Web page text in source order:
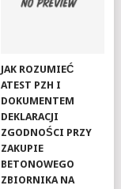
JAK ROZUMIEĆ
ATEST PZH I
DOKUMENTEM
DEKLARACJI
ZGODNOŚCI PRZY
ZAKUPIE
BETONOWEGO
ZBIORNIKA NA